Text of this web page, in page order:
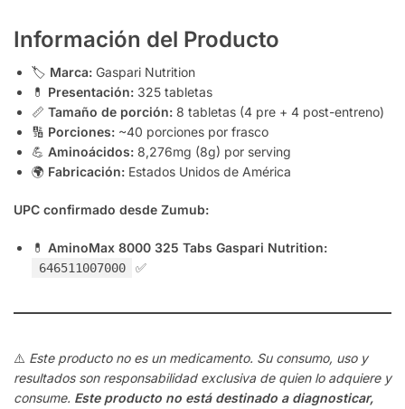
Información del Producto
🏷️ Marca: Gaspari Nutrition
💊 Presentación: 325 tabletas
📏 Tamaño de porción: 8 tabletas (4 pre + 4 post-entreno)
🔢 Porciones: ~40 porciones por frasco
💪 Aminoácidos: 8,276mg (8g) por serving
🌍 Fabricación: Estados Unidos de América
UPC confirmado desde Zumub:
💊 AminoMax 8000 325 Tabs Gaspari Nutrition:
646511007000 ✅
⚠️ Este producto no es un medicamento. Su consumo, uso y
resultados son responsabilidad exclusiva de quien lo adquiere y
consume. Este producto no está destinado a diagnosticar,